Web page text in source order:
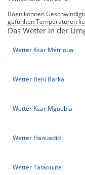
Böen können
gefühlten Temperaturen
Das Wetter in der
Wetter Ksar Métrioua
Wetter Beni Barka
Wetter Ksar Mguebla
Wetter Haouadid
Wetter Tataouine